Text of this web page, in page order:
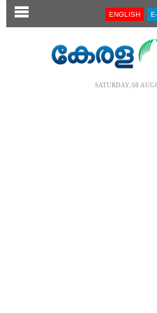
SECTIONS ENGLISH
SATURDAY, 08